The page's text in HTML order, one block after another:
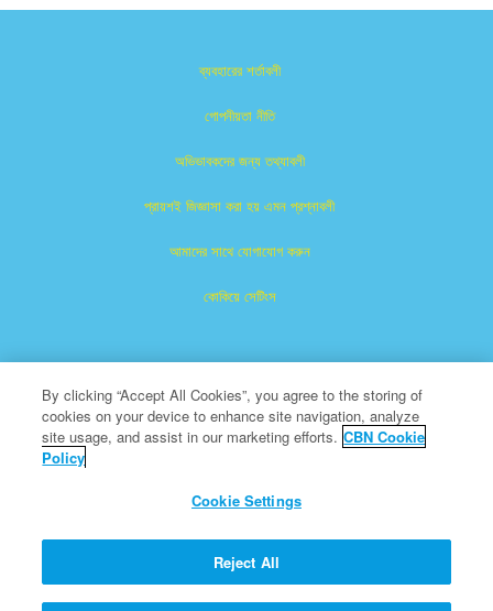
ব্যবহারের শর্তাবলী
গোপনীয়তা নীতি
অভিভাবকদের জন্য তথ্যাবলী
প্রায়শই জিজ্ঞাসা করা হয় এমন প্রশ্নাবলী
আমাদের সাথে যোগাযোগ করুন
কোকিয়ে সেটিংস
সুপারবুক হল দ্যা খ্রীষ্টিয়ান ব্রডকাস্টিং নেটওয়ার্কের নিবন্ধিত ট্রেডমার্কের অন্তর্ভুক্ত।
সমস্ত অধিকার সংরক্ষিত।
সিবিএন সম্বন্ধে
By clicking “Accept All Cookies”, you agree to the storing of
cookies on your device to enhance site navigation, analyze
site usage, and assist in our marketing efforts. CBN Cookie
Policy
Cookie Settings
Reject All